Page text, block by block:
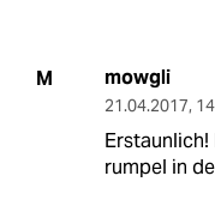
M mowgli
21.04.2017,
Erstaunlich!
rumpel in